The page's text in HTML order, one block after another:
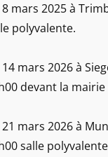
mars 2025 à
polyvalente.
mars 2026 à
devant la mairie
mars 2026 à
salle polyvalente